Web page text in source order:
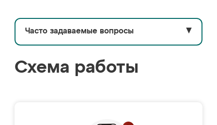
Часто задаваемые вопросы ▼
Схема работы